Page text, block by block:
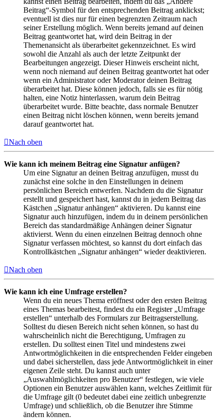
Beitrag“-Symbol für den entsprechenden Beitrag anklickst;
eventuell ist dies nur für einen begrenzten Zeitraum nach
seiner Erstellung möglich. Wenn bereits jemand auf deinen
Beitrag geantwortet hat, wird dein Beitrag in der
Themenansicht als überarbeitet gekennzeichnet. Es wird
sowohl die Anzahl als auch der letzte Zeitpunkt der
Bearbeitungen angezeigt. Dieser Hinweis erscheint nicht,
wenn noch niemand auf deinen Beitrag geantwortet hat oder
wenn ein Administrator oder Moderator deinen Beitrag
überarbeitet hat. Diese können jedoch, falls sie es für nötig
halten, eine Notiz hinterlassen, warum dein Beitrag
überarbeitet wurde. Bitte beachte, dass normale Benutzer
einen Beitrag nicht löschen können, wenn bereits jemand
darauf geantwortet hat.
Nach oben
Wie kann ich meinem Beitrag eine Signatur anfügen?
Um eine Signatur an deinen Beitrag anzufügen, musst du
zunächst eine solche in den Einstellungen in deinem
persönlichen Bereich entwerfen. Nachdem du die Signatur
erstellt und gespeichert hast, kannst du in jedem Beitrag das
Kästchen „Signatur anhängen“ aktivieren. Du kannst eine
Signatur auch hinzufügen, indem du in deinem persönlichen
Bereich das standardmäßige Anhängen deiner Signatur
aktivierst. Wenn du einen einzelnen Beitrag dennoch ohne
Signatur verfassen möchtest, so kannst du dort einfach das
Kontrollkästchen „Signatur anhängen“ wieder deaktivieren.
Nach oben
Wie kann ich eine Umfrage erstellen?
Wenn du ein neues Thema eröffnest oder den ersten Beitrag
eines Themas bearbeitest, findest du ein Register „Umfrage
erstellen“ unterhalb des Formulars zur Beitragserstellung.
Solltest du diesen Bereich nicht sehen können, so hast du
wahrscheinlich nicht die Berechtigung, Umfragen zu
erstellen. Du solltest einen Titel und mindestens zwei
Antwortmöglichkeiten in die entsprechenden Felder eingeben
und dabei sicherstellen, dass jede Antwortmöglichkeit in einer
eigenen Zeile steht. Du kannst auch unter
„Auswahlmöglichkeiten pro Benutzer“ festlegen, wie viele
Optionen ein Benutzer auswählen kann, welches Zeitlimit für
die Umfrage gilt (0 bedeutet dabei eine zeitlich unbegrenzte
Umfrage) und schließlich, ob die Benutzer ihre Stimme
ändern können.